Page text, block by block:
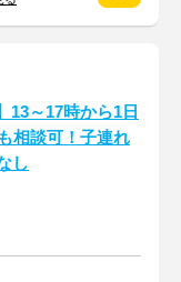
13～17時から1日
相談可！子連れ
し